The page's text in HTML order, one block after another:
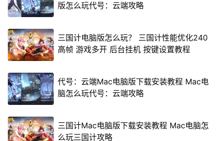
版怎么玩代号：云端攻略
三国计电脑版怎么玩？ 三国计性能优化240
高帧 游戏多开 后台挂机 按键设置教程
代号：云端Mac电脑版下载安装教程 Mac电
脑怎么玩代号：云端攻略
三国计Mac电脑版下载安装教程 Mac电脑怎
么玩三国计攻略